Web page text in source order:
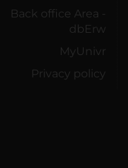
Back office Area -
dbErw
MyUnivr
Privacy policy